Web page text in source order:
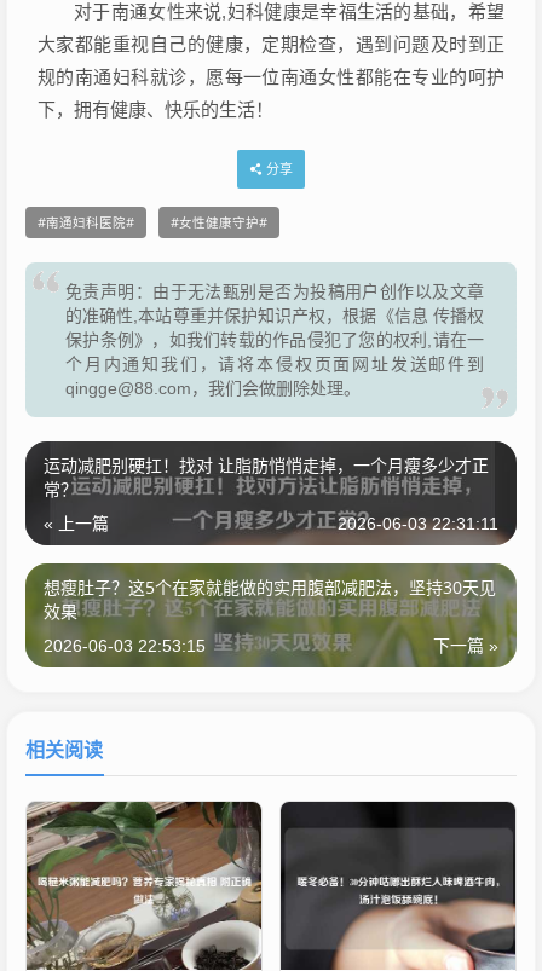
对于南通女性来说,妇科健康是幸福生活的基础，希望
大家都能重视自己的健康，定期检查，遇到问题及时到正
规的南通妇科就诊，愿每一位南通女性都能在专业的呵护
下，拥有健康、快乐的生活！
分享
南通妇科医院 女性健康守护
免责声明：由于无法甄别是否为投稿用户创作以及文章
的准确性,本站尊重并保护知识产权，根据《信息 传播权
保护条例》，如我们转载的作品侵犯了您的权利,请在一
个月内通知我们，请将本侵权页面网址发送邮件到
qingge@88.com，我们会做删除处理。
运动减肥别硬扛！找对 让脂肪悄悄走掉，一个月瘦多少才正
常？
« 上一篇 2026-06-03 22:31:11
想瘦肚子？这5个在家就能做的实用腹部减肥法，坚持30天见
效果
下一篇 »
2026-06-03 22:53:15
相关阅读